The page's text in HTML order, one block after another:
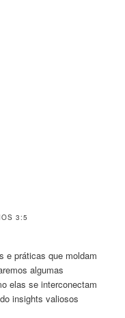
3:5
e práticas que moldam
algumas
elas se interconectam
insights valiosos